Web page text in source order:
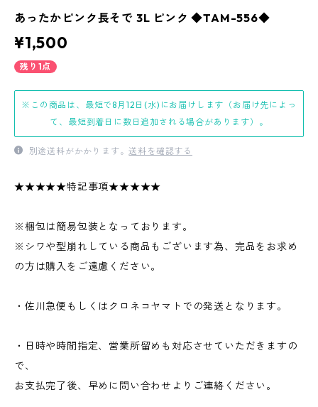
あったかピンク長そで 3L ピンク ◆TAM-556◆
¥1,500
残り1点
※この商品は、最短で8月12日(水)にお届けします（お届け先によっ
て、最短到着日に数日追加される場合があります）。
別途送料がかかります。送料を確認する
★★★★★特記事項★★★★★
※梱包は簡易包装となっております。
※シワや型崩れしている商品もございます為、完品をお求め
の方は購入をご遠慮ください。
・佐川急便もしくはクロネコヤマトでの発送となります。
・日時や時間指定、営業所留めも対応させていただきますの
で、
お支払完了後、早めに問い合わせよりご連絡ください。